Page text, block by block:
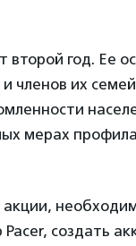
год. Ее
членов их
мерах
создать